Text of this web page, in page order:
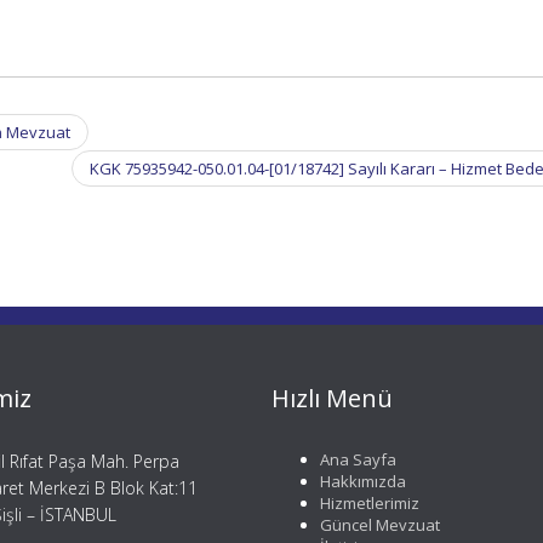
Mevzuat
KGK 75935942-050.01.04-[01/18742] Sayılı Kararı – Hizmet
Rıfat Paşa Mah. Perpa
Merkezi B Blok Kat:11
– İSTANBUL
Hızlı Menü
Ana Sayfa
Hakkımızda
Hizmetlerimiz
Güncel Mevzuat